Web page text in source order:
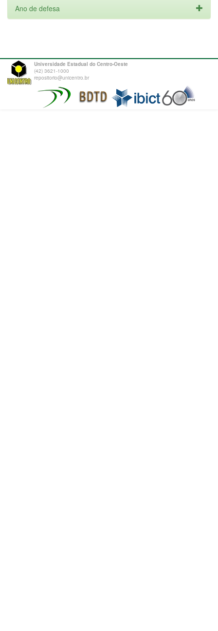
Ano de defesa
Universidade Estadual do Centro-Oeste
(42) 3621-1000
repositorio@unicentro.br